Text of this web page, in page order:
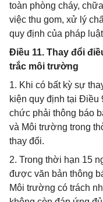
toàn phòng cháy,
việc thu gom, xử lý
quy định của pháp
Điều 11. Thay đổi
trắc môi trường
1. Khi có bất kỳ sự
kiện quy định tại Điều
chức phải thông báo
và Môi trường trong
thay đổi.
2. Trong thời hạn 15
được văn bản thông
Môi trường có trách